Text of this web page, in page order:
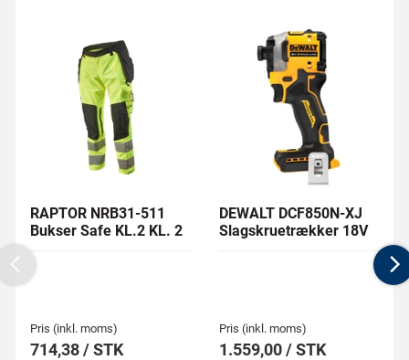
RAPTOR NRB31-511
Bukser Safe KL.2 KL. 2
Pris (inkl. moms)
714,38 / STK
DEWALT DCF850N-XJ
Slagskruetrækker 18V
Pris (inkl. moms)
1.559,00 / STK
Previous